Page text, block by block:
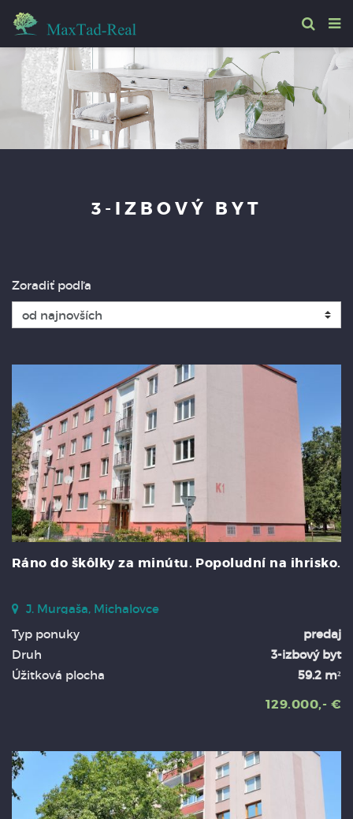
3-IZBOVÝ BYT
Zoradiť podľa
Ráno do škôlky za minútu. Popoludní na ihrisko.
J. Murgaša, Michalovce
Typ ponuky
predaj
Druh
3-izbový byt
Úžitková plocha
59.2 m²
129.000,- €